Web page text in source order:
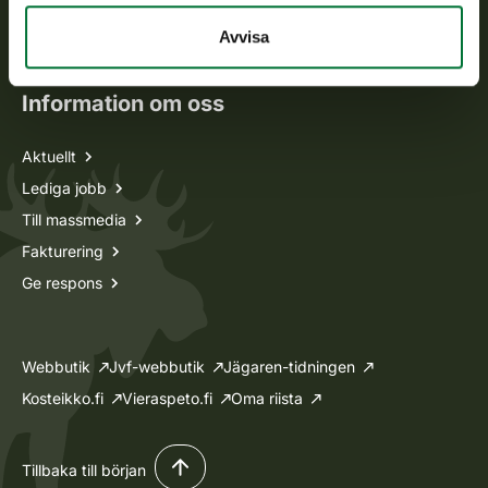
Avvisa
Oma riista -tjänsten
Ansökan om licenser och dispenser
Information om oss
Aktuellt
Lediga jobb
Till massmedia
Fakturering
Ge respons
Webbutik Jvf-webbutik
Jägaren-tidningen
Kosteikko.fi
Vieraspeto.fi Oma riista
Tillbaka till början